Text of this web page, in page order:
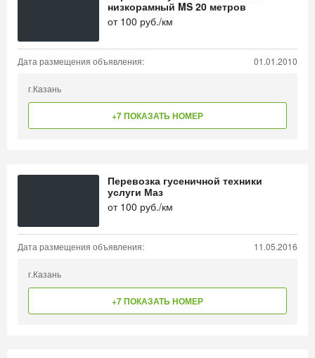
низкорамный MS 20 метров
от 100 руб./км
Дата размещения объявления: 01.01.2010
г.Казань
+7 ПОКАЗАТЬ НОМЕР
Перевозка гусеничной техники
услуги Маз
от 100 руб./км
Дата размещения объявления: 11.05.2016
г.Казань
+7 ПОКАЗАТЬ НОМЕР